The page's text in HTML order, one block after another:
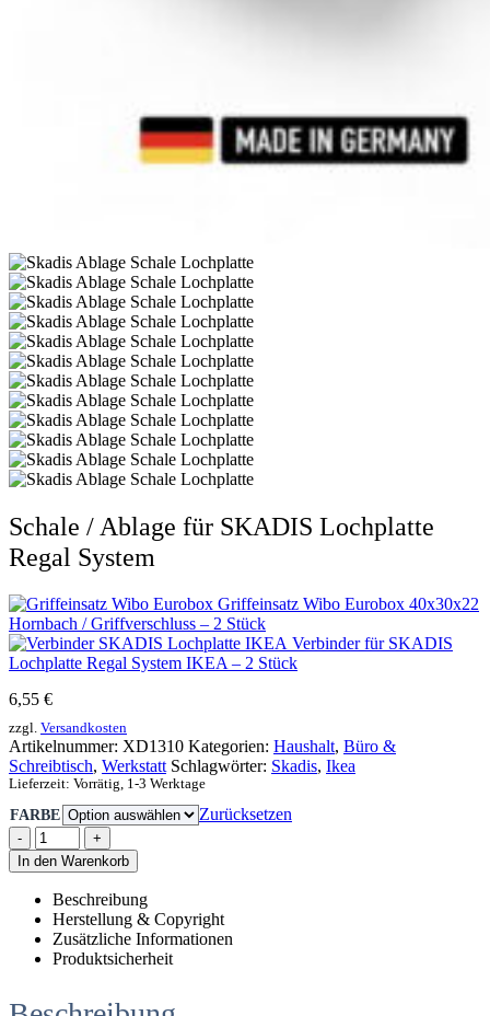
Schale / Ablage für SKADIS Lochplatte
Regal System
Griffeinsatz Wibo Eurobox 40x30x22
Hornbach / Griffverschluss – 2 Stück
Verbinder für SKADIS
Lochplatte Regal System IKEA – 2 Stück
6,55 €
zzgl. Versandkosten
Artikelnummer: XD1310 Kategorien: Haushalt, Büro &
Schreibtisch, Werkstatt Schlagwörter: Skadis, Ikea
Lieferzeit: Vorrätig, 1-3 Werktage
FARBE Zurücksetzen
-
+
In den Warenkorb
Beschreibung
Herstellung & Copyright
Zusätzliche Informationen
Produktsicherheit